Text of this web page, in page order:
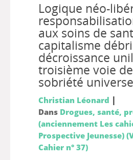
Logique néo-
aux soins de
capitalisme
décroissance
troisième voie
sobriété
Christian Léonard |
Dans Drogues, santé,
(anciennement Les
Prospective Jeunesse)
Cahier n° 37)